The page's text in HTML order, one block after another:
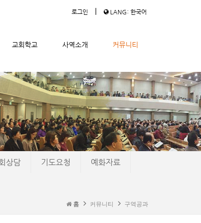
로그인 | LANG: 한국어
교회학교 사역소개 커뮤니티
상담 기도요청 예화자료
홈 커뮤니티 구역공과